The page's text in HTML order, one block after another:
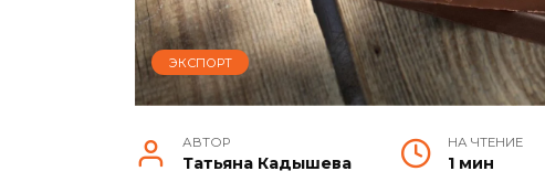
ЭКСПОРТ
АВТОР
Татьяна Кадышева
НА ЧТЕНИЕ
1 мин